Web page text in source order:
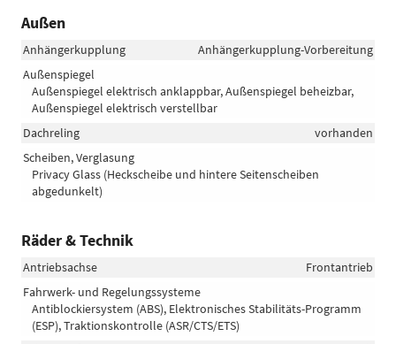
Außen
Anhängerkupplung
Anhängerkupplung-Vorbereitung
Außenspiegel
Außenspiegel elektrisch anklappbar, Außenspiegel beheizbar,
Außenspiegel elektrisch verstellbar
Dachreling
vorhanden
Scheiben, Verglasung
Privacy Glass (Heckscheibe und hintere Seitenscheiben
abgedunkelt)
Räder & Technik
Antriebsachse
Frontantrieb
Fahrwerk- und Regelungssysteme
Antiblockiersystem (ABS), Elektronisches Stabilitäts-Programm
(ESP), Traktionskontrolle (ASR/CTS/ETS)